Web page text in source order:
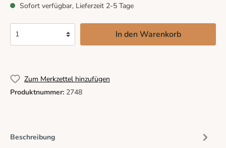
Sofort verfügbar, Lieferzeit 2-5 Tage
In den Warenkorb
Zum Merkzettel hinzufügen
Produktnummer: 2748
Beschreibung